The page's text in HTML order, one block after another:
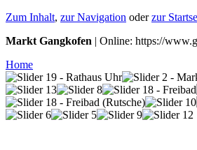
Zum Inhalt, zur Navigation oderzur
Markt Gangkofen | Online: https://
Home